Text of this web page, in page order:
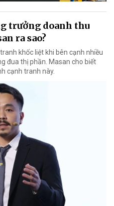
trưởng doanh thu
ra sao?
khốc liệt khi bên cạnh nhiều
đua thị phần. Masan cho biết
cạnh tranh này.